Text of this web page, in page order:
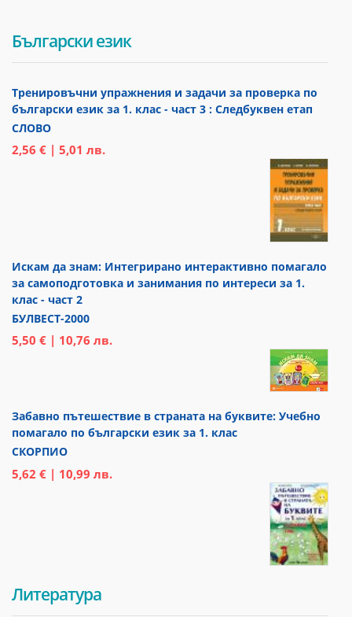
Български език
Тренировъчни упражнения и задачи за проверка по
български език за 1. клас - част 3 : Следбуквен етап
СЛОВО
2,56 € | 5,01 лв.
Искам да знам: Интегрирано интерактивно помагало
за самоподготовка и занимания по интереси за 1.
клас - част 2
БУЛВЕСТ-2000
5,50 € | 10,76 лв.
Забавно пътешествие в страната на буквите: Учебно
помагало по български език за 1. клас
СКОРПИО
5,62 € | 10,99 лв.
Литература